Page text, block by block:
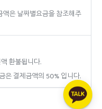
액은 날짜별요금을 참조해주
환불됩니다.
은 결제금액의 50% 입니다.